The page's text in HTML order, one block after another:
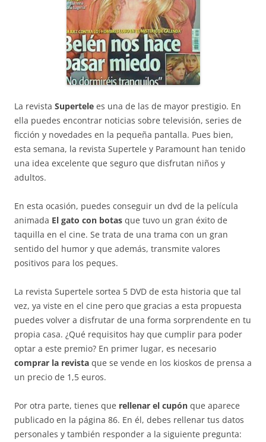
La revista Supertele es una de las de mayor prestigio. En
ella puedes encontrar noticias sobre televisión, series de
ficción y novedades en la pequeña pantalla. Pues bien,
esta semana, la revista Supertele y Paramount han tenido
una idea excelente que seguro que disfrutan niños y
adultos.
En esta ocasión, puedes conseguir un dvd de la película
animada El gato con botas que tuvo un gran éxito de
taquilla en el cine. Se trata de una trama con un gran
sentido del humor y que además, transmite valores
positivos para los peques.
La revista Supertele sortea 5 DVD de esta historia que tal
vez, ya viste en el cine pero que gracias a esta propuesta
puedes volver a disfrutar de una forma sorprendente en tu
propia casa. ¿Qué requisitos hay que cumplir para poder
optar a este premio? En primer lugar, es necesario
comprar la revista que se vende en los kioskos de prensa a
un precio de 1,5 euros.
Por otra parte, tienes que rellenar el cupón que aparece
publicado en la página 86. En él, debes rellenar tus datos
personales y también responder a la siguiente pregunta: